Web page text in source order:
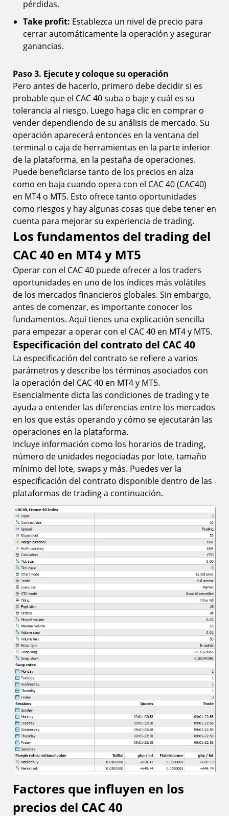
pérdidas.
Take profit: Establezca un nivel de precio para
cerrar automáticamente la operación y asegurar
ganancias.
Paso 3. Ejecute y coloque su operación
Pero antes de hacerlo, primero debe decidir si es
probable que el CAC 40 suba o baje y cuál es su
tolerancia al riesgo. Luego haga clic en comprar o
vender dependiendo de su análisis de mercado. Su
operación aparecerá entonces en la ventana del
terminal o caja de herramientas en la parte inferior
de la plataforma, en la pestaña de operaciones.
Puede beneficiarse tanto de los precios en alza
como en baja cuando opera con el CAC 40 (CAC40)
en MT4 o MT5. Esto ofrece tanto oportunidades
como riesgos y hay algunas cosas que debe tener en
cuenta para mejorar su experiencia de trading.
Los fundamentos del trading del
CAC 40 en MT4 y MT5
Operar con el CAC 40 puede ofrecer a los traders
oportunidades en uno de los índices más volátiles
de los mercados financieros globales. Sin embargo,
antes de comenzar, es importante conocer los
fundamentos. Aquí tienes una explicación sencilla
para empezar a operar con el CAC 40 en MT4 y MT5.
Especificación del contrato del CAC 40
La especificación del contrato se refiere a varios
parámetros y describe los términos asociados con
la operación del CAC 40 en MT4 y MT5.
Esencialmente dicta las condiciones de trading y te
ayuda a entender las diferencias entre los mercados
en los que estás operando y cómo se ejecutarán las
operaciones en la plataforma.
Incluye información como los horarios de trading,
número de unidades negociadas por lote, tamaño
mínimo del lote, swaps y más. Puedes ver la
especificación del contrato disponible dentro de las
plataformas de trading a continuación.
Factores que influyen en los
precios del CAC 40